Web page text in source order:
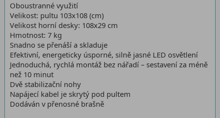
Oboustranné využití
Velikost: pultu 103x108 (cm)
Velikost horní desky: 108x29 cm
Hmotnost: 7 kg
Snadno se přenáší a skladuje
Efektivní, energeticky úsporné, silně jasné LED osvětlení
Jednoduchá, rychlá montáž bez nářadí – sestavení za méně
než 10 minut
Dvě stabilizační nohy
Napájecí kabel je skrytý pod pultem
Dodáván v přenosné brašně